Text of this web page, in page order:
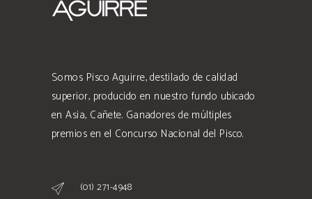
Somos Pisco Aguirre, destilado de calidad
superior, producido en nuestro fundo ubicado
en Asia, Cañete. Ganadores de múltiples
premios en el Concurso Nacional del Pisco.
(01) 271-4948